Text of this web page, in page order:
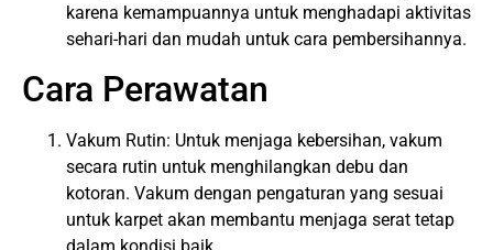
karena kemampuannya untuk menghadapi aktivitas
sehari-hari dan mudah untuk cara pembersihannya.
Cara Perawatan
Vakum Rutin: Untuk menjaga kebersihan, vakum
secara rutin untuk menghilangkan debu dan
kotoran. Vakum dengan pengaturan yang sesuai
untuk karpet akan membantu menjaga serat tetap